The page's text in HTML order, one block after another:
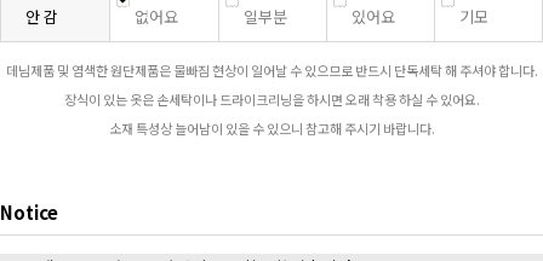
안 감 없어요 일부분 있어요 기모
데님제품 및 염색한 원단제품은 물빠짐 현상이 일어날 수 있으므로 반드시 단독세탁 해 주셔야 합니다.
장식이 있는 옷은 손세탁이나 드라이크리닝을 하시면 오래 착용 하실 수 있어요.
소재 특성상 늘어남이 있을 수 있으니 참고해 주시기 바랍니다.
Notice